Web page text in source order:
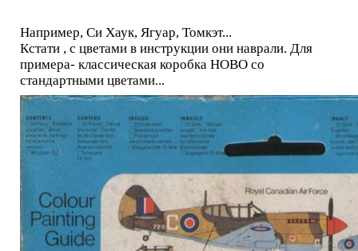
Например, Си Хаук, Ягуар, Томкэт...
Кстати , с цветами в инструкции они наврали. Для
примера- классическая коробка НОВО со
стандартными цветами...